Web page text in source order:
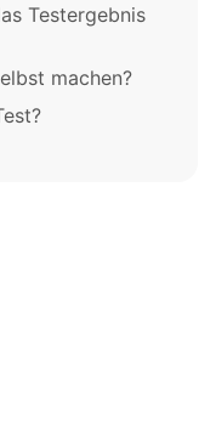
Testergebnis
machen?